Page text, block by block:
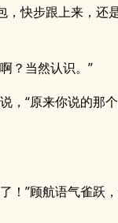
快步跟上来，还
？当然认识。”
，“原来你说的那
！”顾航语气雀跃